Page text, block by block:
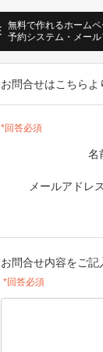
お問合せはこちらよ
*回答必須
名
メールアドレス
お問合せ内容をご記
*回答必須
無料で作れるホームペ
予約システム・メー